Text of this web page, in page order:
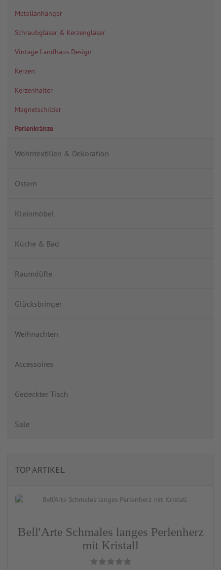
Metallanhänger
Schraubgläser & Kerzengläser
Vintage Landhaus Design
Kerzen
Kerzenhalter
Magnetschilder
Perlenkränze
Wohntextilien & Dekoration
Ostern
Kleinmöbel
Küche & Bad
Raumdüfte
Glücksbringer
Weihnachten
Accessoires
Gedeckter Tisch
Sale
TOP ARTIKEL
Bell'Arte Schmales langes Perlenherz
mit Kristall